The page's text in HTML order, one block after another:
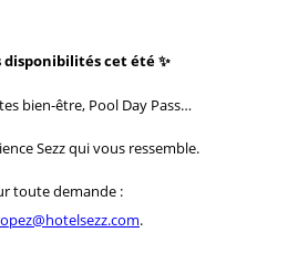
disponibilités cet été ✨
bien-être, Pool Day Pass…
Sezz qui vous ressemble.
toute demande :
.